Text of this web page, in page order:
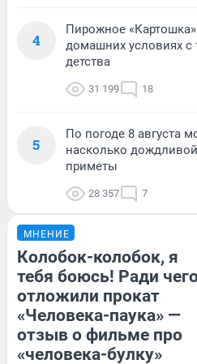
4
Пирожное
домашних условиях
детства
31 199 18
5
По погоде 8 августа
насколько
приметы
28 357 7
МНЕНИЕ
Колобок-колобок, я
тебя боюсь! Ради
отложили прокат
«Человека-паука» —
отзыв о фильме про
«человека-булку»